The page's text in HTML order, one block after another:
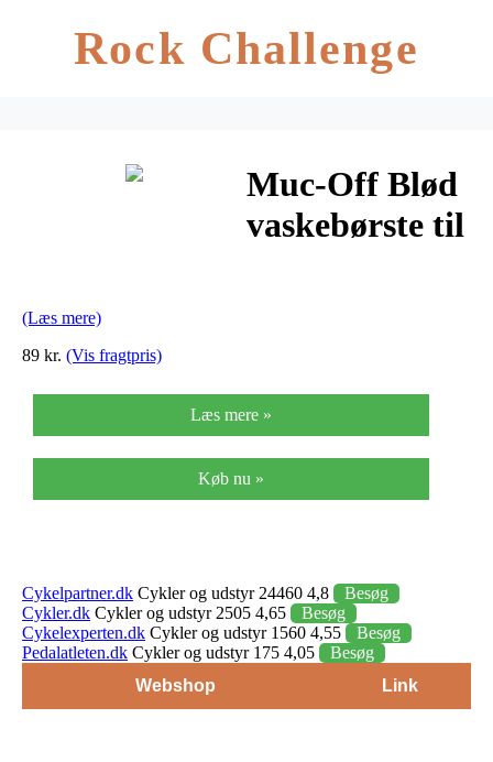
Rock Challenge
Muc-Off Blød
vaskebørste til
(Læs mere)
89 kr. (Vis fragtpris)
Læs mere »
Køb nu »
Cykelpartner.dk Cykler og udstyr 24460 4,8
Besøg
Cykler.dk Cykler og udstyr 2505 4,65
Besøg
Cykelexperten.dk Cykler og udstyr 1560 4,55
Besøg
Pedalatleten.dk Cykler og udstyr 175 4,05
Besøg
Webshop
Link